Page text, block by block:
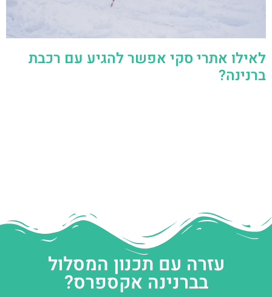
לאילו אתרי סקי אפשר להגיע עם רכבת
ברנינה?
עזרה עם תכנון המסלול
בברנינה אקספרס?